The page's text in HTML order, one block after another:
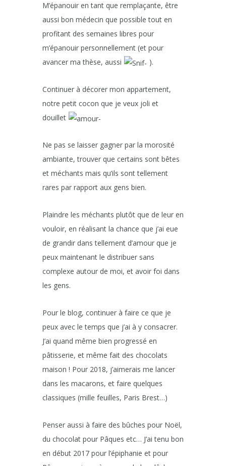
M’épanouir en tant que remplaçante, être
aussi bon médecin que possible tout en
profitant des semaines libres pour
m’épanouir personnellement (et pour
avancer ma thèse, aussi
).
Continuer à décorer mon appartement,
notre petit cocon que je veux joli et
douillet
Ne pas se laisser gagner par la morosité
ambiante, trouver que certains sont bêtes
et méchants mais qu’ils sont tellement
rares par rapport aux gens bien.
Plaindre les méchants plutôt que de leur en
vouloir, en réalisant la chance que j’ai eue
de grandir dans tellement d’amour que je
peux maintenant le distribuer sans
complexe autour de moi, et avoir foi dans
les gens.
Pour le blog, continuer à faire ce que je
peux avec le temps que j’ai à y consacrer.
J’ai quand même bien progressé en
pâtisserie, et même fait des chocolats
maison ! Pour 2018, j’aimerais me lancer
dans les macarons, et faire quelques
classiques (mille feuilles, Paris Brest…)
Penser aussi à faire des bûches pour Noël,
du chocolat pour Pâques etc… J’ai tenu bon
en début 2017 pour l’épiphanie et pour